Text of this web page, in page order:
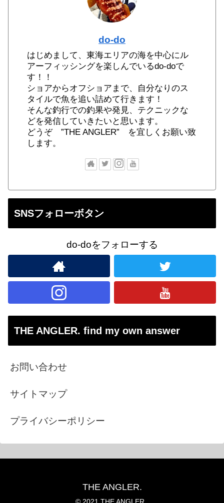
do-do
はじめまして、東海エリアの海を中心にル
アーフィッシングを楽しんでいるdo-doで
す！！
ショアからオフショアまで、自分なりのス
タイルで魚を追い詰めて行きます！
そんな釣行での釣果や発見、テクニックな
どを発信していきたいと思います。
どうぞ ”THE ANGLER” を宜しくお願い致
します。
SNSフォローボタン
do-doをフォローする
THE ANGLER. find my own answer
お問い合わせ
サイトマップ
プライバシーポリシー
THE ANGLER.